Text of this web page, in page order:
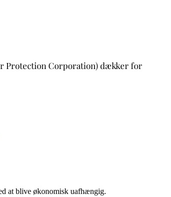
Protection Corporation) dækker for
at blive økonomisk uafhængig.